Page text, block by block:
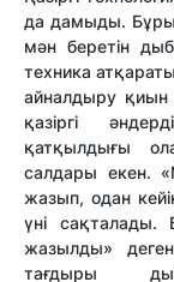
да дамыды.
мән беретін
техника
айналдыру
қазіргі
қатқылдығы
салдары екен.
жазып, одан
үні сақталады.
жазылды»
тағдыры